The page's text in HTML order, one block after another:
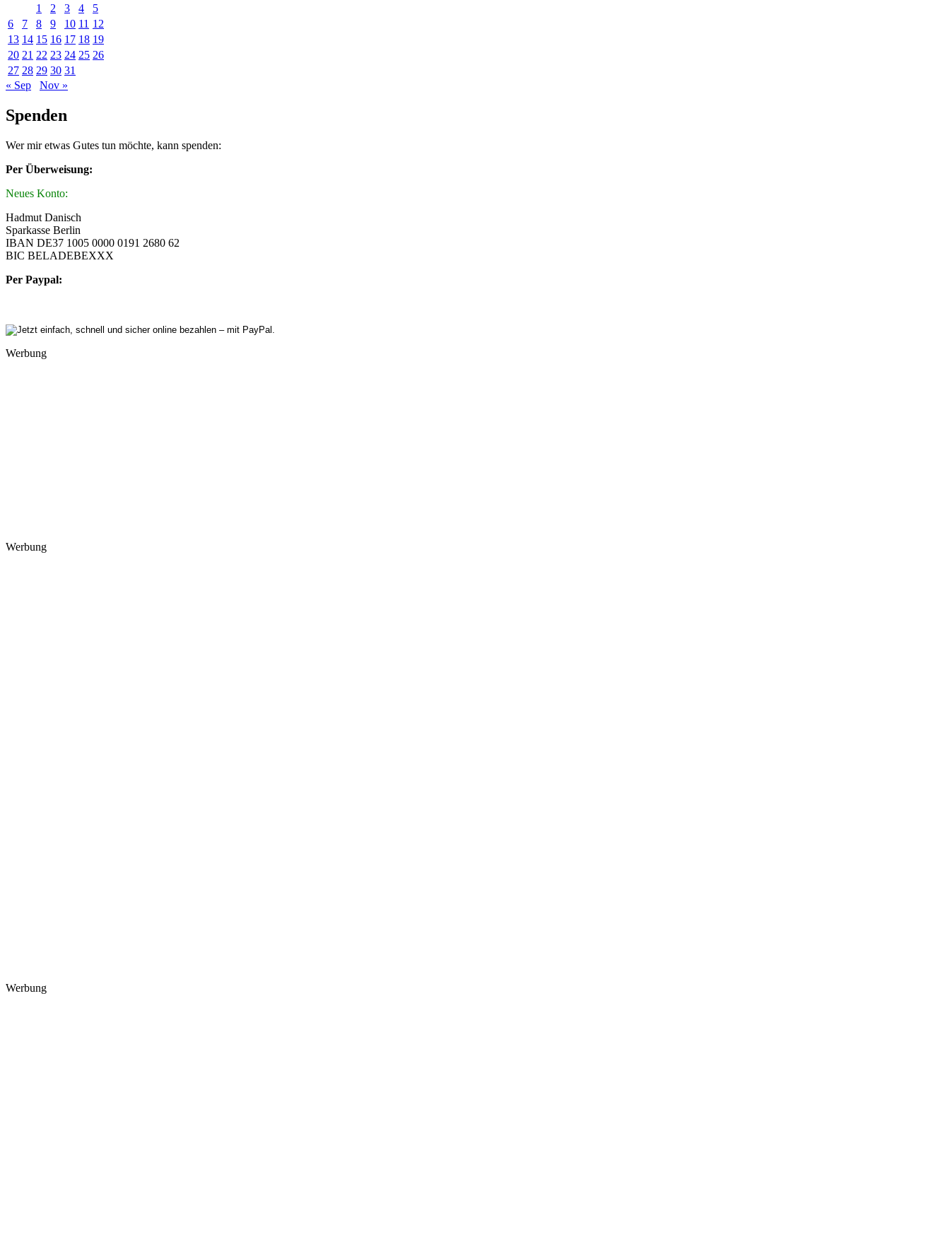
1
2 3 4
5
6
7 8 9 10 11 12
13 14 15 16 17 18 19
20 21 22 23 24 25 26
27 28 29 30 31
« Sep
Nov »
Spenden
Wer mir etwas Gutes tun möchte, kann spenden:
Per Überweisung:
Neues Konto:
Hadmut Danisch
Sparkasse Berlin
IBAN DE37 1005 0000 0191 2680 62
BIC BELADEBEXXX
Per Paypal:
Werbung
Werbung
Werbung